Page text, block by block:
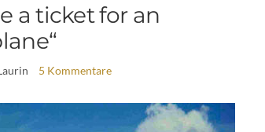
a ticket for an
5 Kommentare